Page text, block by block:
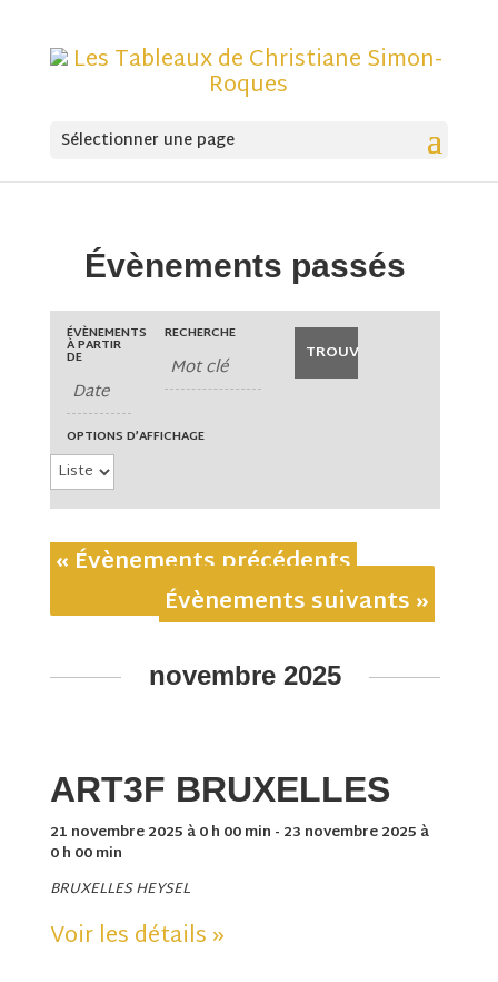
Sélectionner une page
Évènements passés
Recherche
navigation
vues
Évènements
Évènements
ÉVÈNEMENTS
À PARTIR
DE
RECHERCHE
Navigation
de
Évènement
OPTIONS D’AFFICHAGE
« Évènements précédents
Évènements suivants»
novembre 2025
ART3F BRUXELLES
21 novembre 2025 à 0 h 00 min - 23 novembre 2025 à
0 h 00 min
BRUXELLES HEYSEL
Voir les détails »